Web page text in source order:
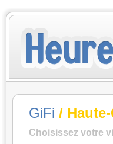
GiFi /
Choisissez votre